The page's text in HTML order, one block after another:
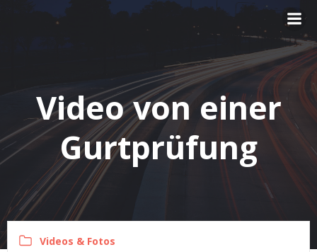
Zum
Video von einer
Gurtprüfung
Videos & Fotos